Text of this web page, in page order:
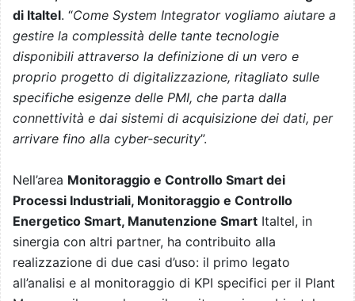
di Italtel. “Come System Integrator vogliamo aiutare a
gestire la complessità delle tante tecnologie
disponibili attraverso la definizione di un vero e
proprio progetto di digitalizzazione, ritagliato sulle
specifiche esigenze delle PMI, che parta dalla
connettività e dai sistemi di acquisizione dei dati, per
arrivare fino alla cyber-security”.
Nell’area Monitoraggio e Controllo Smart dei
Processi Industriali, Monitoraggio e Controllo
Energetico Smart, Manutenzione Smart Italtel, in
sinergia con altri partner, ha contribuito alla
realizzazione di due casi d’uso: il primo legato
all’analisi e al monitoraggio di KPI specifici per il Plant